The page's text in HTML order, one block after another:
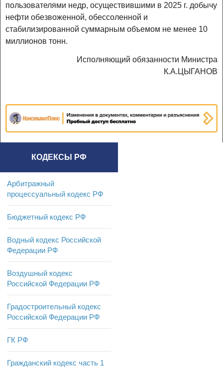
пользователями недр, осуществившими в 2025 г. добычу
нефти обезвоженной, обессоленной и
стабилизированной суммарным объемом не менее 10
миллионов тонн.
Исполняющий обязанности Министра
К.А.ЦЫГАНОВ
КОДЕКСЫ РФ
Арбитражный
процессуальный кодекс РФ
Бюджетный кодекс РФ
Водный кодекс Российской
Федерации РФ
Воздушный кодекс
Российской Федерации РФ
Градостроительный кодекс
Российской Федерации РФ
ГК РФ
Гражданский кодекс часть 1